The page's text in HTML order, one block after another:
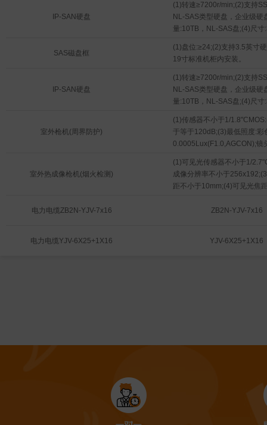
(6)码流至少支持2560x1440
1920x1080，1280x720;(7)
侦测，越界侦测，进入/离开
徊侦测，人员聚集侦测，目
检测、烟雾报警、热成像目
不丢失;(9)支持强光抑制、电
支持不下于1路音频输入和1
(11)支持不小于1路报警输入
出，支持报警联动功能;(12)
GB28181协议，支持标准
防雷、防浪涌(防突波);(14)网
(16)防护等级≥IP66;(17)摄像
自动重连、故障报警;(17、截
(18)DC12V设备最大功耗小
IP-SAN硬盘
(1)转速≥7200r/min;(2)支持
NL-SAS类型硬盘，企业级硬
量:10TB，NL-SAS盘;(4)尺寸
SAS磁盘框
(1)盘位:≥24;(2)支持3.5英寸
19寸标准机柜内安装。
IP-SAN硬盘
(1)转速≥7200r/min;(2)支持
NL-SAS类型硬盘，企业级硬
量:10TB，NL-SAS盘;(4)尺寸
室外枪机(周界防护)
(1)传感器不小于1/
于等于120dB;(3)最低照度:彩
0.0005Lux(F1.0,AGCON);镜
30m(白光);(6)支持区域入侵
测，进入/离开区域侦测，徘
聚集侦测，移动侦测，停车
车牌号码;支持快速抓拍人脸
背光自适应、透雾自适应;(8)
室外热成像枪机(烟火检测)
(1)可见光传感器不小于1/
成像分辨率不小于
距不小于10mm;(4)可见光焦
(6)码流至少支持2560x1440
徊侦测，人员聚集侦测，目
(18)DC12V设备最大功耗小
电力电缆ZB2N-YJV-7x16
电力电缆YJV-6X25+1X16